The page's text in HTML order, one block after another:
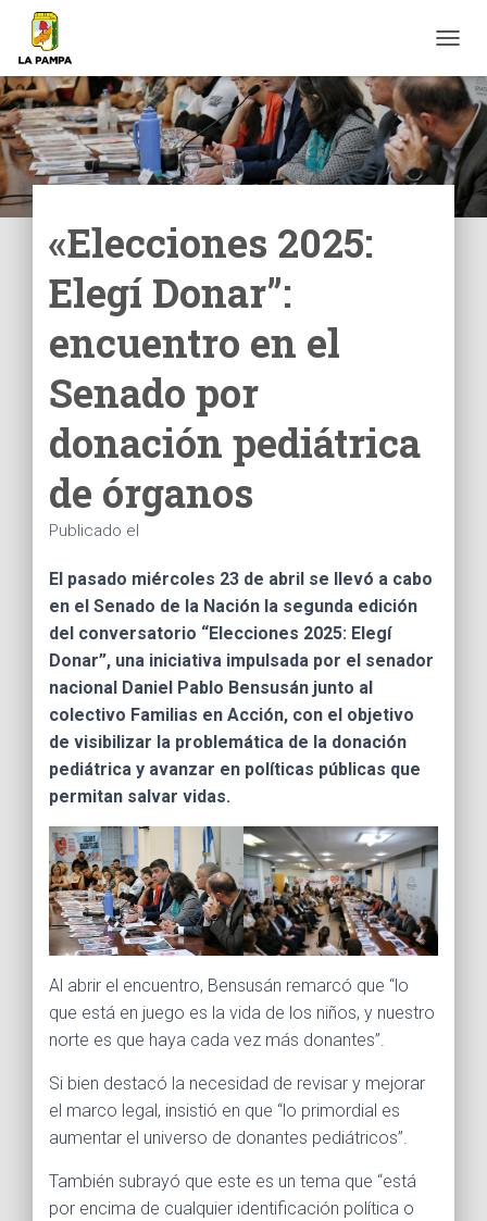
A
M
B
I
A
R
O
«Elecciones 2025:
Elegí Donar”:
encuentro en el
Senado por
donación pediátrica
de órganos
Publicado el
El pasado miércoles 23 de abril se llevó a cabo
en el Senado de la Nación la segunda edición
del conversatorio “Elecciones 2025: Elegí
Donar”, una iniciativa impulsada por el senador
nacional Daniel Pablo Bensusán junto al
colectivo Familias en Acción, con el objetivo
de visibilizar la problemática de la donación
pediátrica y avanzar en políticas públicas que
permitan salvar vidas.
Al abrir el encuentro, Bensusán remarcó que “lo
que está en juego es la vida de los niños, y nuestro
norte es que haya cada vez más donantes”.
Si bien destacó la necesidad de revisar y mejorar
el marco legal, insistió en que “lo primordial es
aumentar el universo de donantes pediátricos”.
También subrayó que este es un tema que “está
por encima de cualquier identificación política o